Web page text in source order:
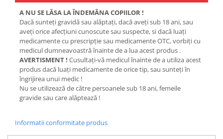
A NU SE LĂSA LA ÎNDEMÂNA COPIILOR !
Dacă sunteţi gravidă sau alăptaţi, dacă aveţi sub 18 ani, sau
aveţi orice afecţiuni cunoscute sau suspecte, si dacă luaţi
medicamente cu prescripţie sau medicamente OTC, vorbiţi cu
medicul dumneavoastră înainte de a lua acest produs .
AVERTISMENT ! Cusultaţi-vă medicul înainte de a utiliza acest
produs dacă luaţi medicamente de orice tip, sau sunteţi în
îngrijirea unui medic !
Nu se utilizează de către persoanele sub 18 ani, femeile
gravide sau care alăptează !
Informatii conformitate produs